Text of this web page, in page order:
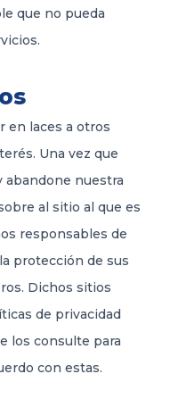
que no pueda
en laces a otros
Una vez que
abandone nuestra
al sitio al que es
responsables de
protección de sus
Dichos sitios
de privacidad
los consulte para
con estas.